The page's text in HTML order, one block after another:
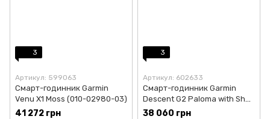
3
Артикул: 599063
Смарт-годинник Garmin
Venu X1 Moss (010-02980-03)
41 272 грн
3
Артикул: 602633
Смарт-годинник Garmin
Descent G2 Paloma with Shell
Pink Band (010-02986-01)
38 060 грн